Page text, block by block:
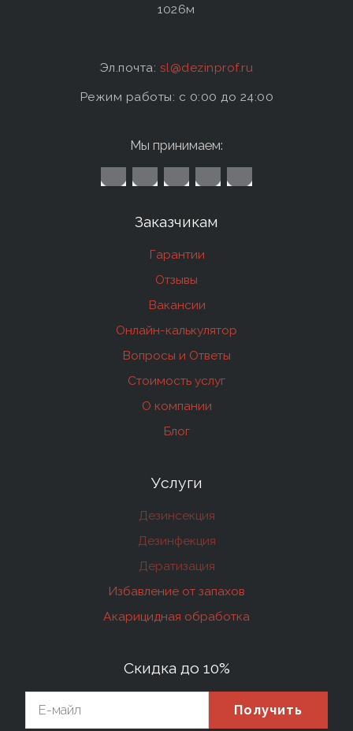
1026м
Эл.почта: sl@dezinprof.ru
Режим работы: c 0:00 до 24:00
Мы принимаем:
Заказчикам
Гарантии
Отзывы
Вакансии
Онлайн-калькулятор
Вопросы и Ответы
Стоимость услуг
О компании
Блог
Услуги
Дезинсекция
Дезинфекция
Дератизация
Избавление от запахов
Акарицидная обработка
Скидка до 10%
Получить